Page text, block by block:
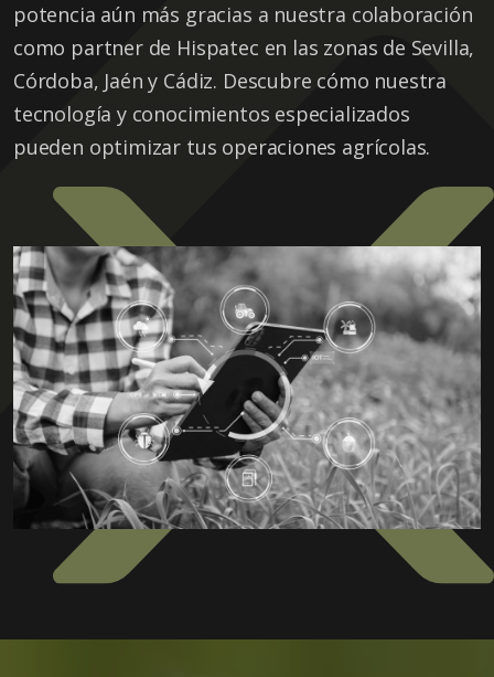
potencia aún más gracias a nuestra colaboración
como partner de Hispatec en las zonas de Sevilla,
Córdoba, Jaén y Cádiz. Descubre cómo nuestra
tecnología y conocimientos especializados
pueden optimizar tus operaciones agrícolas.